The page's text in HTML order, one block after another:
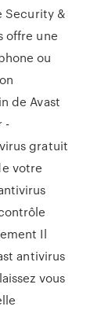
Security &
offre une
ou
de Avast
-
gratuit
votre
Il
antivirus
vous